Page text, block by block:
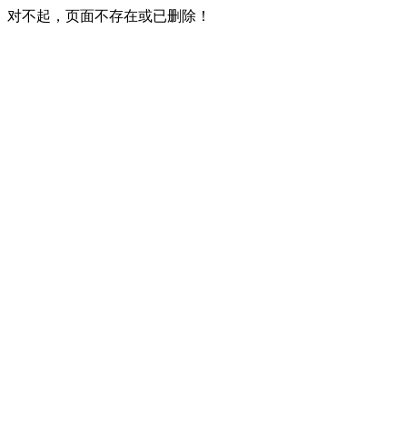
对不起，页面不存在或已删除！